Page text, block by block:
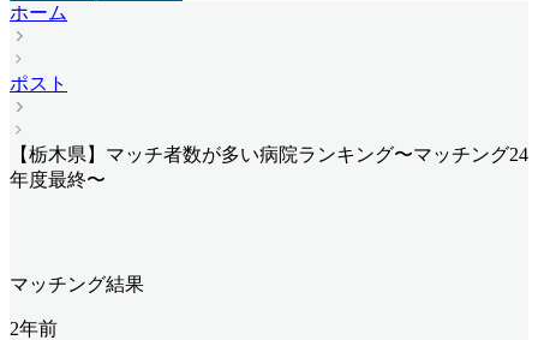
ホーム
ポスト
【栃木県】マッチ者数が多い病院ランキング〜マッチング24
年度最終〜
マッチング結果
2年前